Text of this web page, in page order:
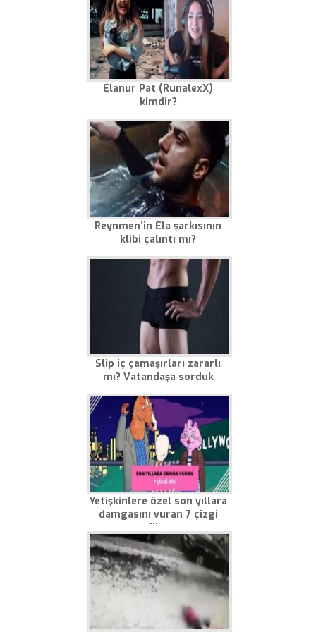
Elanur Pat (RunalexX)
kimdir?
Reynmen’in Ela şarkısının
klibi çalıntı mı?
Slip iç çamaşırları zararlı
mı? Vatandaşa sorduk
Yetişkinlere özel son yıllara
damgasını vuran 7 çizgi
film